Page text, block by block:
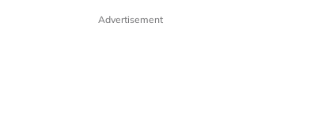
Advertisement